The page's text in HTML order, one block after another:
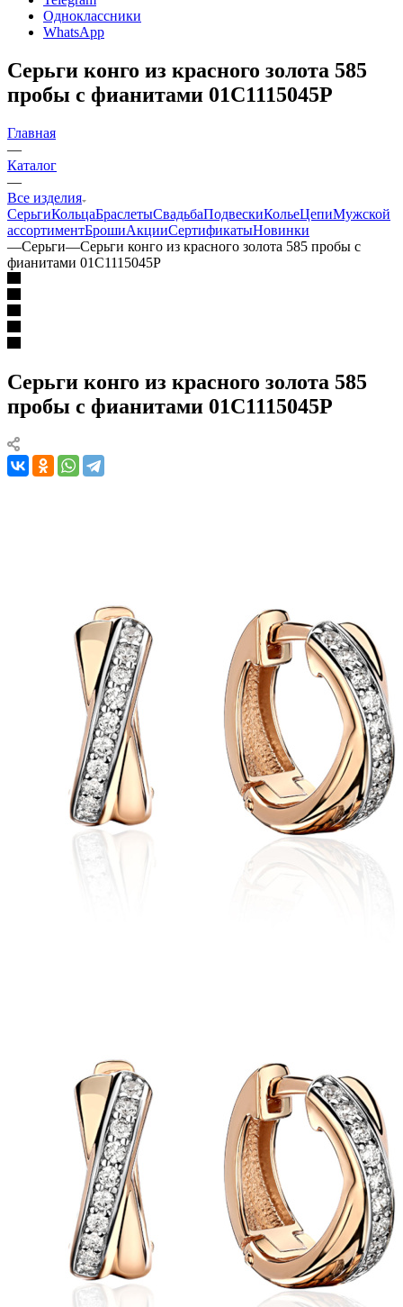
Одноклассники
WhatsApp
Серьги конго из красного золота 585
пробы с фианитами 01С1115045Р
Главная
—
Каталог
—
Все изделия
СерьгиКольцаБраслетыСвадьбаПодвескиКольеЦепиМужской
ассортиментБрошиАкцииСертификатыНовинки
—Серьги—Серьги конго из красного золота 585 пробы с
фианитами 01С1115045Р
Серьги конго из красного золота 585
пробы с фианитами 01С1115045Р